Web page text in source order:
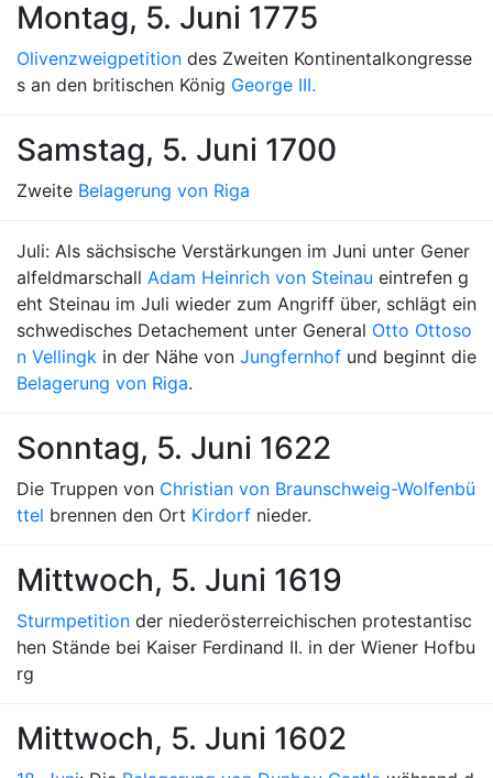
Montag, 5. Juni 1775
Olivenzweigpetition des Zweiten Kontinentalkongresse
s an den britischen König George III.
Samstag, 5. Juni 1700
Zweite Belagerung von Riga
Juli: Als sächsische Verstärkungen im Juni unter Gener
alfeldmarschall Adam Heinrich von Steinau eintrefen g
eht Steinau im Juli wieder zum Angriff über, schlägt ein
schwedisches Detachement unter General Otto Ottoso
n Vellingk in der Nähe von Jungfernhof und beginnt die
Belagerung von Riga.
Sonntag, 5. Juni 1622
Die Truppen von Christian von Braunschweig-Wolfenbü
ttel brennen den Ort Kirdorf nieder.
Mittwoch, 5. Juni 1619
Sturmpetition der niederösterreichischen protestantisc
hen Stände bei Kaiser Ferdinand II. in der Wiener Hofbu
rg
Mittwoch, 5. Juni 1602